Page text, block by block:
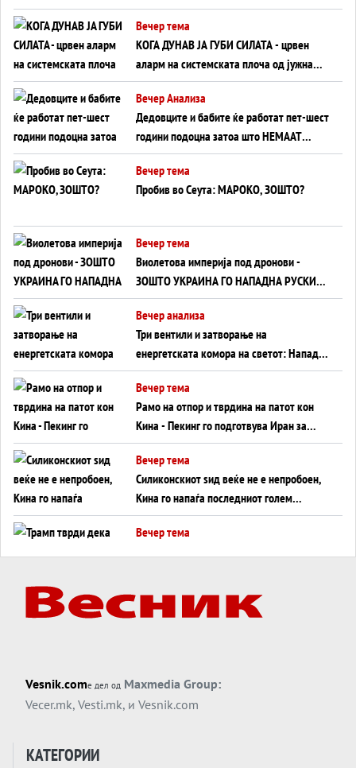
Вечер тема
КОГА ДУНАВ ЈА ГУБИ СИЛАТА - црвен
аларм на системската плоча од јужна
Германија до Црното Море...
Вечер Анализа
Дедовците и бабите ќе работат пет-шест
години подоцна затоа што НЕМААТ
ВНУЦИ ДА ГИ ЗАМЕНАТ
Вечер тема
Пробив во Сеута: МАРОКО, ЗОШТО?
Вечер тема
Виолетова империја под дронови -
ЗОШТО УКРАИНА ГО НАПАДНА РУСКИОТ
WILDBERRIES
Вечер анализа
Три вентили и затворање на
енергетската комора на светот: Нападот
во Суец најавува глобален енергетски
инфаркт?
Вечер тема
Рамо на отпор и тврдина на патот кон
Кина - Пекинг го подготвува Иран за
американска копнена инвазија
Вечер тема
Силиконскиот ѕид веќе не е непробоен,
Кина го напаѓа последниот голем
монопол на Западот?
Вечер тема
Вечер тема
ДЛАБОКО УДОЛУ: Сметководствените
Вечер тема
АТОМСКО ДОМИНО НА БЛИСКИОТ
ИСТОК
Vesnik.comе дел од Maxmedia Group:
Vecer.mk, Vesti.mk, и Vesnik.com
КАТЕГОРИИ